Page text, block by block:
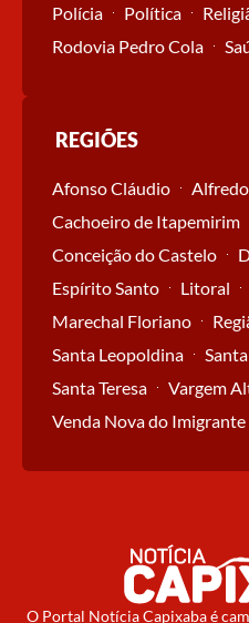
Polícia
Política
Rodovia Pedro Cola
REGIÕES
Afonso Cláudio
Cachoeiro de Itapemirim
Conceição do Castelo
Espírito Santo
Litoral
Marechal Floriano
Santa Leopoldina
Santa Teresa
Vargem
Venda Nova do Imigrante
O Portal Notícia Capixaba é